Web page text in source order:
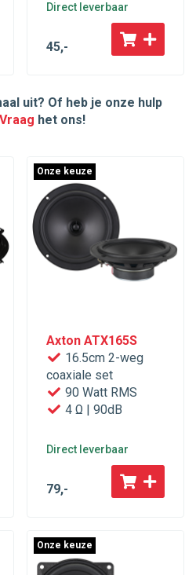
Direct leverbaar
45,-
uit? Of heb je onze hulp
Vraag het ons!
Onze keuze
Axton ATX165S
16.5cm 2-weg
coaxiale set
90 Watt RMS
4 Ω | 90dB
Direct leverbaar
79,-
Onze keuze